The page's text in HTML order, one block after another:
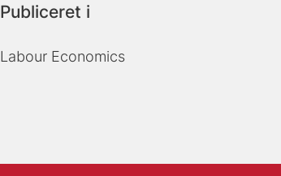
Publiceret i
Labour Economics